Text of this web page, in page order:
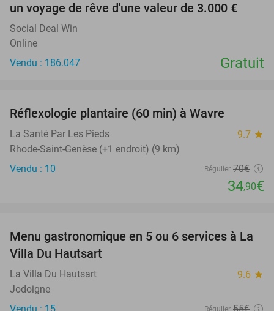
un voyage de rêve d'une valeur de 3.000 €
Social Deal Win
Online
Vendu : 186.047
Gratuit
TODAY
Réflexologie plantaire (60 min) à Wavre
La Santé Par Les Pieds 9.7 star
Rhode-Saint-Genèse (+1 endroit) (9 km)
Vendu : 10
Régulier 70€
34,90€
18%
NEW
TODAY
Menu gastronomique en 5 ou 6 services à La
Villa Du Hautsart
La Villa Du Hautsart 9.6 star
Jodoigne
Régulier